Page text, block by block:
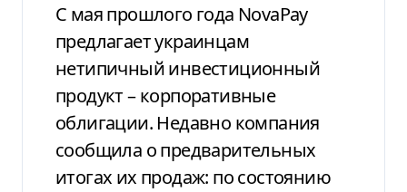
С мая прошлого года NovaPay
предлагает украинцам
нетипичный инвестиционный
продукт – корпоративные
облигации. Недавно компания
сообщила о предварительных
итогах их продаж: по состоянию